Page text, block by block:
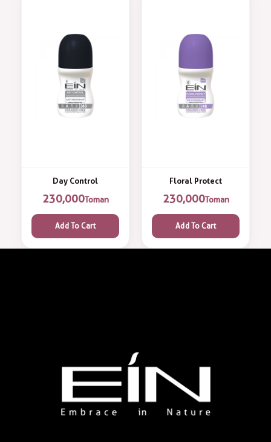
Day Control
230,000Toman
Add To Cart
Floral Protect
230,000Toman
Add To Cart